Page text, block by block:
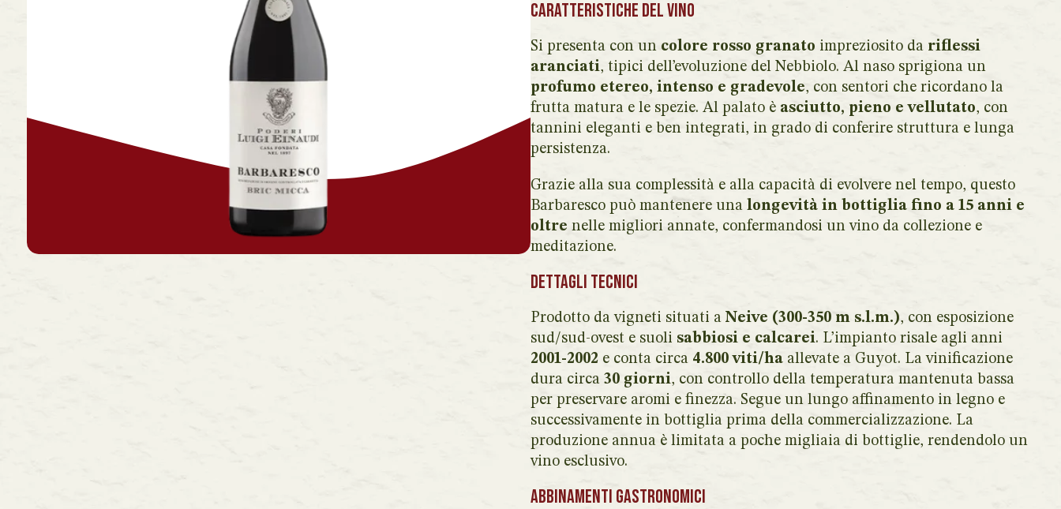
Caratteristiche del vino
Si presenta con un colore rosso granato impreziosito da riflessi
aranciati, tipici dell’evoluzione del Nebbiolo. Al naso sprigiona un
profumo etereo, intenso e gradevole, con sentori che ricordano la
frutta matura e le spezie. Al palato è asciutto, pieno e vellutato, con
tannini eleganti e ben integrati, in grado di conferire struttura e lunga
persistenza.
Grazie alla sua complessità e alla capacità di evolvere nel tempo, questo
Barbaresco può mantenere una longevità in bottiglia fino a 15 anni e
oltre nelle migliori annate, confermandosi un vino da collezione e
meditazione.
Dettagli tecnici
Prodotto da vigneti situati a Neive (300-350 m s.l.m.), con esposizione
sud/sud-ovest e suoli sabbiosi e calcarei. L’impianto risale agli anni
2001-2002 e conta circa 4.800 viti/ha allevate a Guyot. La vinificazione
dura circa 30 giorni, con controllo della temperatura mantenuta bassa
per preservare aromi e finezza. Segue un lungo affinamento in legno e
successivamente in bottiglia prima della commercializzazione. La
produzione annua è limitata a poche migliaia di bottiglie, rendendolo un
vino esclusivo.
Abbinamenti gastronomici